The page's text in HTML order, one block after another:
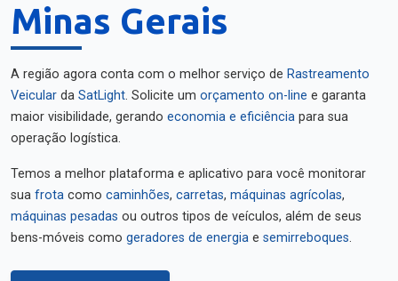
Minas Gerais
A região agora conta com o melhor serviço de Rastreamento
Veicular da SatLight. Solicite um orçamento on-line e garanta
maior visibilidade, gerando economia e eficiência para sua
operação logística.
Temos a melhor plataforma e aplicativo para você monitorar
sua frota como caminhões, carretas, máquinas agrícolas,
máquinas pesadas ou outros tipos de veículos, além de seus
bens-móveis como geradores de energia e semirreboques.